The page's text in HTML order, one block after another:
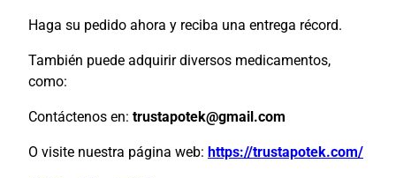
Haga su pedido ahora y reciba una entrega récord.
También puede adquirir diversos medicamentos,
como:
Contáctenos en: trustapotek@gmail.com
O visite nuestra página web: https://trustapotek.com/